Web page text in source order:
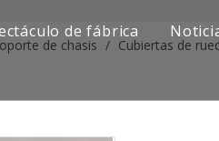
de fábrica
de chasis / Cubiertas de